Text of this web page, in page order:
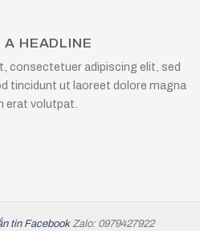
A HEADLINE
consectetuer adipiscing elit, sed
tincidunt ut laoreet dolore magna
erat volutpat.
tin Facebook Zalo: 0979427922